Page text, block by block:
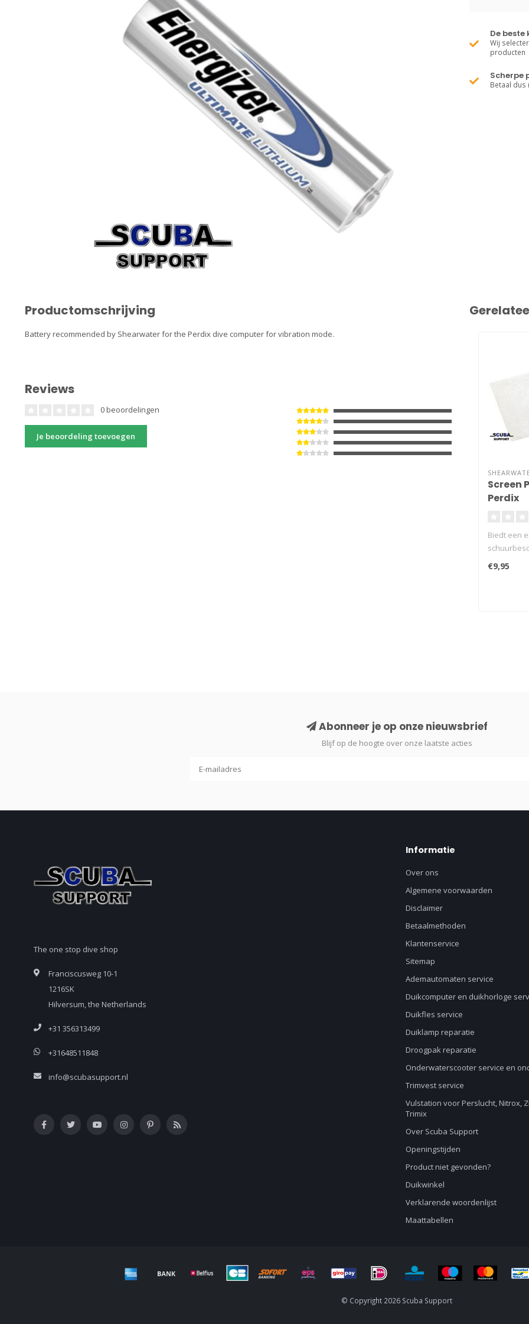
De beste
Wij
producten
Scherpe
Betaal dus
Productomschrijving
Battery recommended by Shearwater for the Perdix dive computer for vibration mode.
Reviews
0 beoordelingen
Je beoordeling toevoegen
Screen
Perdix
Biedt een
€9,95
Abonneer je op onze nieuwsbrief
Blijf op de hoogte over onze laatste acties
The one stop dive shop
Franciscusweg 10-1
1216SK
Hilversum, the Netherlands
+31 356313499
+31648511848
info@scubasupport.nl
Informatie
Over ons
Algemene voorwaarden
Disclaimer
Betaalmethoden
Klantenservice
Sitemap
Ademautomaten service
Duikcomputer en duikhorloge
Duikfles service
Duiklamp reparatie
Droogpak reparatie
Onderwaterscooter service en
Trimvest service
Vulstation voor Perslucht, Nitrox,
Trimix
Over Scuba Support
Openingstijden
Product niet gevonden?
Duikwinkel
Verklarende woordenlijst
Maattabellen
© Copyright 2026 Scuba Support